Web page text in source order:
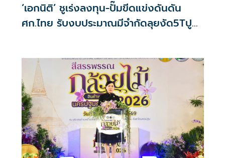
‘เอกนิติ’ ชูเร่งลงทุน-ปั๊มขีดแข่งดันดัน
ศก.ไทย รับงบประมาณมีจำกัดลุยงัด5Tปู